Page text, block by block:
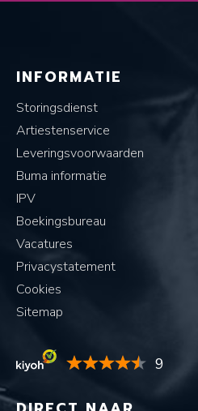
INFORMATIE
Storingsdienst
Artiestenservice
Leveringsvoorwaarden
Buma informatie
IPV
Boekingsbureau
Vacatures
Privacystatement
Cookies
Sitemap
9